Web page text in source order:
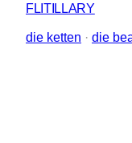
FLITILLARY
die ketten · die